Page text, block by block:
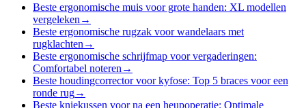
Beste ergonomische muis voor grote handen: XL modellen
vergeleken →
Beste ergonomische rugzak voor wandelaars met
rugklachten →
Beste ergonomische schrijfmap voor vergaderingen:
Comfortabel noteren →
Beste houdingcorrector voor kyfose: Top 5 braces voor een
ronde rug→
Beste kniekussen voor na een heupoperatie: Optimale